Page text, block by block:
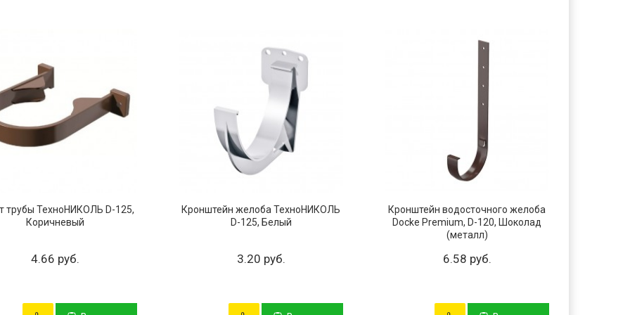
трубы ТехноНИКОЛЬ D-125,
Коричневый
4.66 руб.
Кронштейн желоба ТехноНИКОЛЬ
D-125, Белый
3.20 руб.
Кронштейн водосточного желоба
Docke Premium, D-120, Шоколад
(металл)
6.58 руб.